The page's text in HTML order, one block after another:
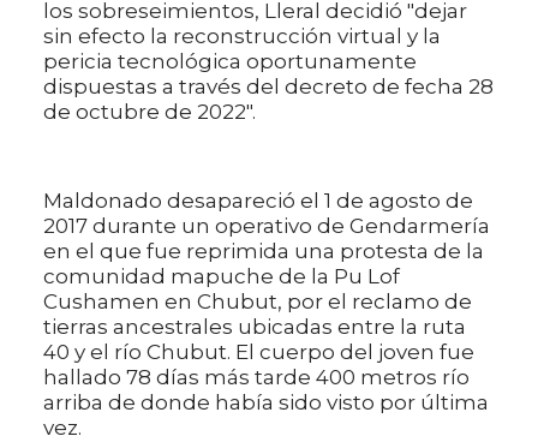
los sobreseimientos, Lleral decidió "dejar
sin efecto la reconstrucción virtual y la
pericia tecnológica oportunamente
dispuestas a través del decreto de fecha 28
de octubre de 2022".
Maldonado desapareció el 1 de agosto de
2017 durante un operativo de Gendarmería
en el que fue reprimida una protesta de la
comunidad mapuche de la Pu Lof
Cushamen en Chubut, por el reclamo de
tierras ancestrales ubicadas entre la ruta
40 y el río Chubut. El cuerpo del joven fue
hallado 78 días más tarde 400 metros río
arriba de donde había sido visto por última
vez.